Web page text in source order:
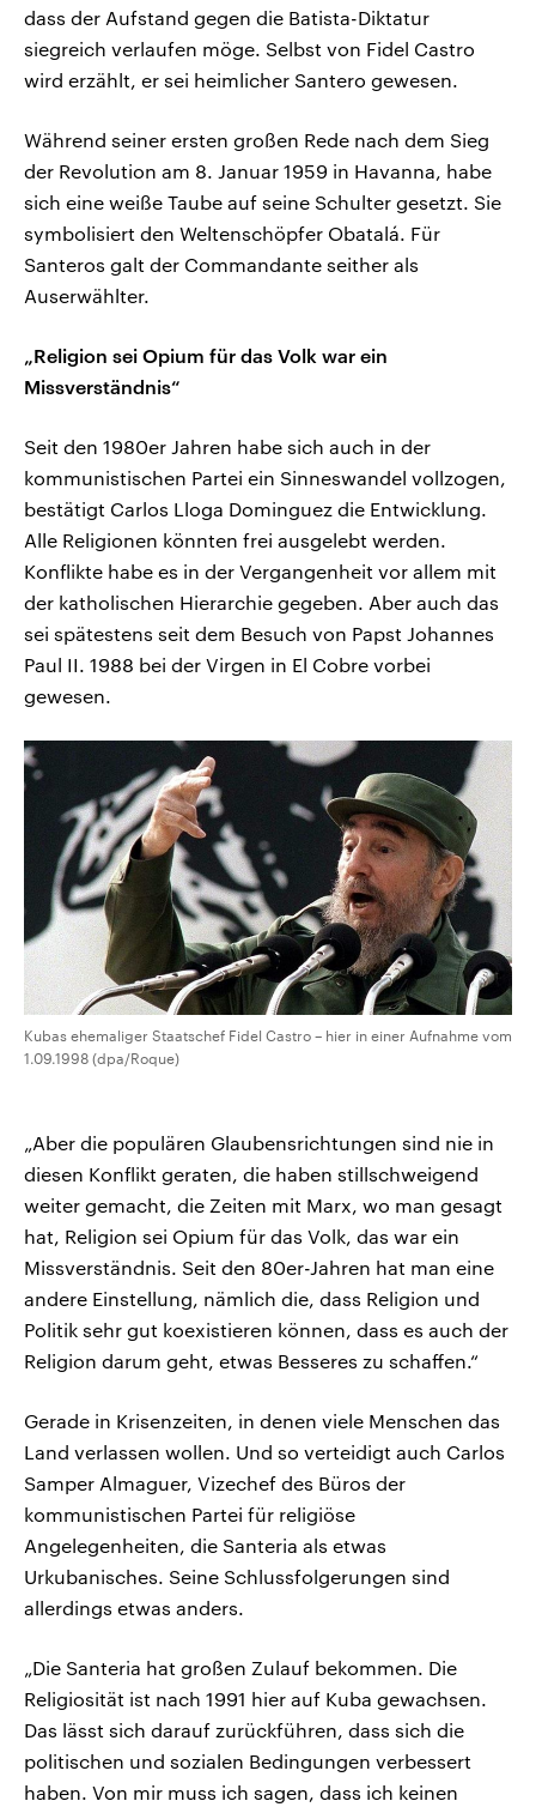
dass der Aufstand gegen die Batista-Diktatur
siegreich verlaufen möge. Selbst von Fidel Castro
wird erzählt, er sei heimlicher Santero gewesen.
Während seiner ersten großen Rede nach dem Sieg
der Revolution am 8. Januar 1959 in Havanna, habe
sich eine weiße Taube auf seine Schulter gesetzt. Sie
symbolisiert den Weltenschöpfer Obatalá. Für
Santeros galt der Commandante seither als
Auserwählter.
„Religion sei Opium für das Volk war ein
Missverständnis“
Seit den 1980er Jahren habe sich auch in der
kommunistischen Partei ein Sinneswandel vollzogen,
bestätigt Carlos Lloga Dominguez die Entwicklung.
Alle Religionen könnten frei ausgelebt werden.
Konflikte habe es in der Vergangenheit vor allem mit
der katholischen Hierarchie gegeben. Aber auch das
sei spätestens seit dem Besuch von Papst Johannes
Paul II. 1988 bei der Virgen in El Cobre vorbei
gewesen.
Kubas ehemaliger Staatschef Fidel Castro – hier in einer Aufnahme vom
1.09.1998 (dpa/Roque)
„Aber die populären Glaubensrichtungen sind nie in
diesen Konflikt geraten, die haben stillschweigend
weiter gemacht, die Zeiten mit Marx, wo man gesagt
hat, Religion sei Opium für das Volk, das war ein
Missverständnis. Seit den 80er-Jahren hat man eine
andere Einstellung, nämlich die, dass Religion und
Politik sehr gut koexistieren können, dass es auch der
Religion darum geht, etwas Besseres zu schaffen.“
Gerade in Krisenzeiten, in denen viele Menschen das
Land verlassen wollen. Und so verteidigt auch Carlos
Samper Almaguer, Vizechef des Büros der
kommunistischen Partei für religiöse
Angelegenheiten, die Santeria als etwas
Urkubanisches. Seine Schlussfolgerungen sind
allerdings etwas anders.
„Die Santeria hat großen Zulauf bekommen. Die
Religiosität ist nach 1991 hier auf Kuba gewachsen.
Das lässt sich darauf zurückführen, dass sich die
politischen und sozialen Bedingungen verbessert
haben. Von mir muss ich sagen, dass ich keinen